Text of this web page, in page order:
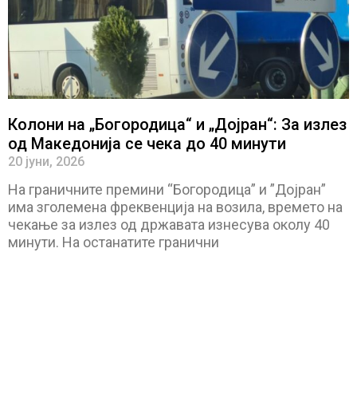
Колони на „Богородица“ и „Дојран“: За излез
од Македонија се чека до 40 минути
20 јуни, 2026
На граничните премини “Богородица” и ”Дојран”
има зголемена фреквенција на возила, времето на
чекање за излез од државата изнесува околу 40
минути. На останатите гранични